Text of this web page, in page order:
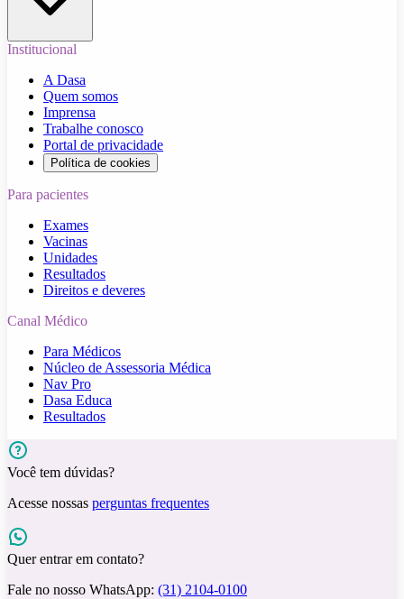
Institucional
A Dasa
Quem somos
Imprensa
Trabalhe conosco
Portal de privacidade
Política de cookies
Para pacientes
Exames
Vacinas
Unidades
Resultados
Direitos e deveres
Canal Médico
Para Médicos
Núcleo de Assessoria Médica
Nav Pro
Dasa Educa
Resultados
Você tem dúvidas?
Acesse nossas perguntas frequentes
Quer entrar em contato?
Fale no nosso WhatsApp: (31) 2104-0100